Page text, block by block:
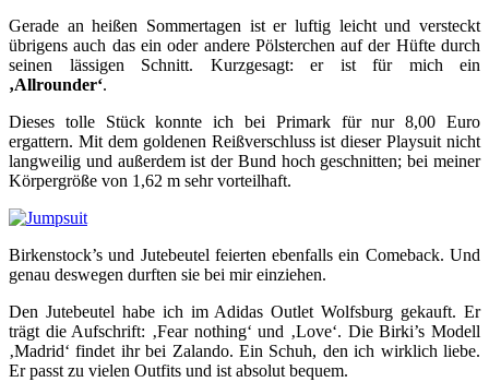
Gerade an heißen Sommertagen ist er luftig leicht und versteckt
übrigens auch das ein oder andere Pölsterchen auf der Hüfte durch
seinen lässigen Schnitt. Kurzgesagt: er ist für mich ein
‚Allrounder‘.
Dieses tolle Stück konnte ich bei Primark für nur 8,00 Euro
ergattern. Mit dem goldenen Reißverschluss ist dieser Playsuit nicht
langweilig und außerdem ist der Bund hoch geschnitten; bei meiner
Körpergröße von 1,62 m sehr vorteilhaft.
Birkenstock’s und Jutebeutel feierten ebenfalls ein Comeback. Und
genau deswegen durften sie bei mir einziehen.
Den Jutebeutel habe ich im Adidas Outlet Wolfsburg gekauft. Er
trägt die Aufschrift: ‚Fear nothing‘ und ‚Love‘. Die Birki’s Modell
‚Madrid‘ findet ihr bei Zalando. Ein Schuh, den ich wirklich liebe.
Er passt zu vielen Outfits und ist absolut bequem.